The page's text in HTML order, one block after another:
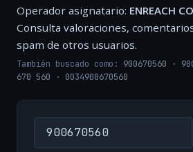
Operador asignatario: ENREACH
Consulta valoraciones,
spam de otros usuarios.
También buscado como: 900670560 ·
670 560 · 0034900670560